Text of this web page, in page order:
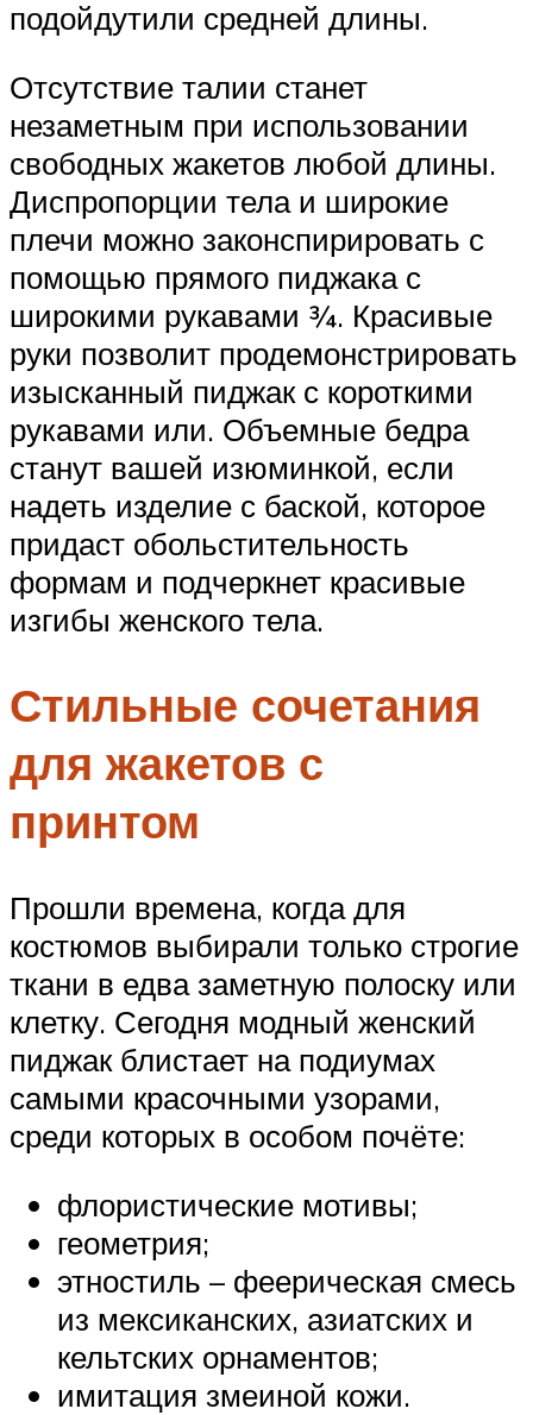
подойдутили средней длины.
Отсутствие талии станет
незаметным при использовании
свободных жакетов любой длины.
Диспропорции тела и широкие
плечи можно законспирировать с
помощью прямого пиджака с
широкими рукавами ¾. Красивые
руки позволит продемонстрировать
изысканный пиджак с короткими
рукавами или. Объемные бедра
станут вашей изюминкой, если
надеть изделие с баской, которое
придаст обольстительность
формам и подчеркнет красивые
изгибы женского тела.
Стильные сочетания
для жакетов с
принтом
Прошли времена, когда для
костюмов выбирали только строгие
ткани в едва заметную полоску или
клетку. Сегодня модный женский
пиджак блистает на подиумах
самыми красочными узорами,
среди которых в особом почёте:
флористические мотивы;
геометрия;
этностиль – феерическая смесь
из мексиканских, азиатских и
кельтских орнаментов;
имитация змеиной кожи.